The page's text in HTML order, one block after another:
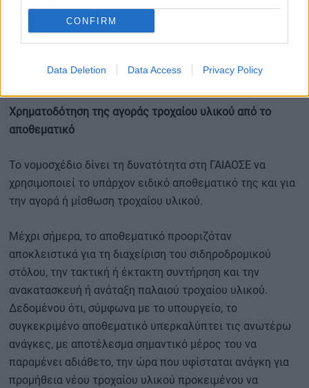
CONFIRM
Data Deletion Data Access Privacy Policy
Επιπλέον, καθίσταται δυνατή η σύσταση δικαιώματος
επιφάνειας, σύμφωνα με τον ν. 3986/2011, επί ακινήτων
ΟΣΕ ή την εταιρεία «Σιδηρόδρομοι Ελλάδος Μ.Α.Ε.».
Χρηματοδότηση της αγοράς τροχαίου υλικού από το
αποθεματικό
Το νομοσχέδιο δίνει τη δυνατότητα στη ΓΑΙΑΟΣΕ να
χρησιμοποιεί το υπάρχον ειδικό αποθεματικό της και για
την αγορά ή μίσθωση τροχαίου υλικού.
Μέχρι σήμερα, το αποθεματικό προοριζόταν
αποκλειστικά για τη διαχείριση του σιδηροδρομικού
στόλου, την τακτική ή έκτακτη συντήρηση και την
ανακατασκευή ή ανάταξη παλαιού τροχαίου υλικού.
Δεδομένου ότι, σύμφωνα με το υπουργείο, το
συγκεκριμένο αποθεματικό υπερκαλύπτει τις ανωτέρω
ανάγκες, με αποτέλεσμα σημαντικό μέρος του να
παραμένει αδιάθετο, την ώρα που υφίσταται ανάγκη για
προμήθεια νέου τροχαίου υλικού προκειμένου να